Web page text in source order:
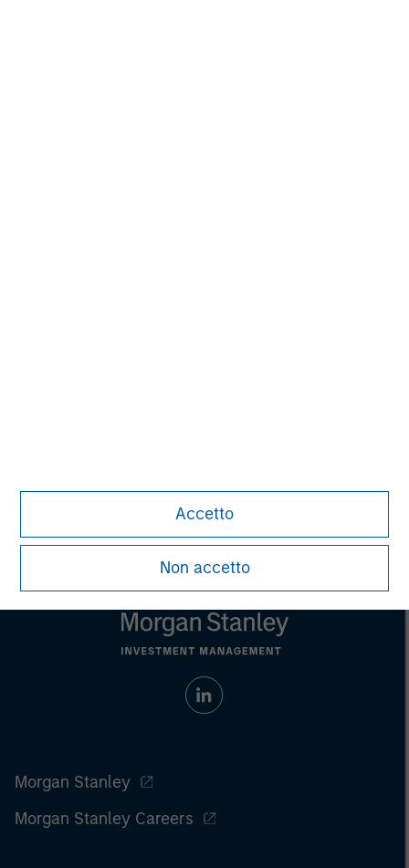
Accetto
Non accetto
Morgan Stanley
Morgan Stanley Careers